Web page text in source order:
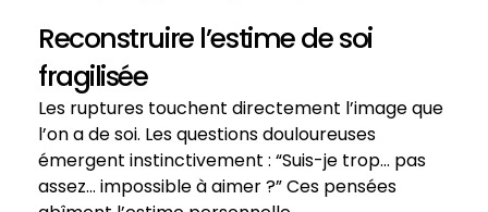
Reconstruire l’estime de soi
fragilisée
Les ruptures touchent directement l’image que
l’on a de soi. Les questions douloureuses
émergent instinctivement : “Suis-je trop… pas
assez… impossible à aimer ?” Ces pensées